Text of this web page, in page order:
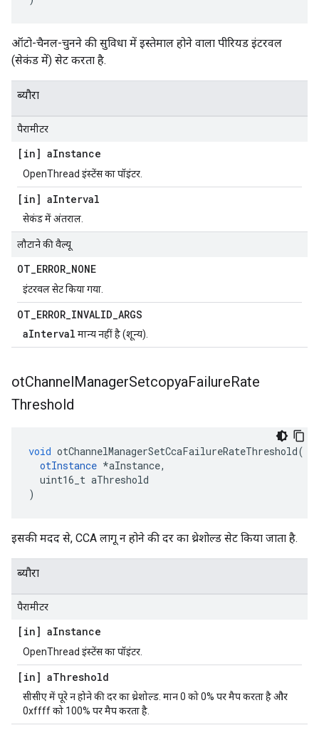
ऑटो-चैनल-चुनने की सुविधा में इस्तेमाल होने वाला पीरियड इंटरवल
(सेकंड में) सेट करता है.
ब्यौरा
पैरामीटर
[in] aInstance
OpenThread इंस्टेंस का पॉइंटर.
[in] aInterval
सेकंड में अंतराल.
लौटाने की वैल्यू
OT_ERROR_NONE
इंटरवल सेट किया गया.
OT_ERROR_INVALID_ARGS
aInterval मान्य नहीं है (शून्य).
otChannelManagerSetcopyaFailureRate
Threshold
void otChannelManagerSetCcaFailureRateThreshold(
otInstance *aInstance,
uint16_t aThreshold
)
इसकी मदद से, CCA लागू न होने की दर का थ्रेशोल्ड सेट किया जाता है.
ब्यौरा
पैरामीटर
[in] aInstance
OpenThread इंस्टेंस का पॉइंटर.
[in] aThreshold
सीसीए में पूरे न होने की दर का थ्रेशोल्ड. मान 0 को 0% पर मैप करता है और
0xffff को 100% पर मैप करता है.